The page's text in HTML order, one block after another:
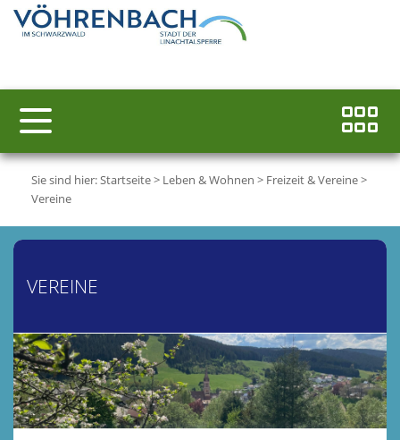
Sie sind hier:Startseite> Leben & Wohnen > Freizeit & Vereine>
Vereine
VEREINE